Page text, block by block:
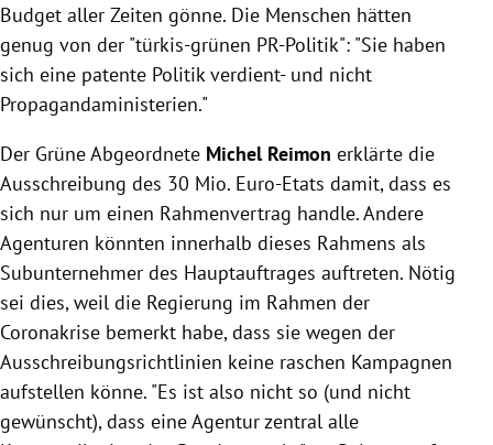
Budget aller Zeiten gönne. Die Menschen hätten
genug von der "türkis-grünen PR-Politik": "Sie haben
sich eine patente Politik verdient- und nicht
Propagandaministerien."
Der Grüne Abgeordnete Michel Reimon erklärte die
Ausschreibung des 30 Mio. Euro-Etats damit, dass es
sich nur um einen Rahmenvertrag handle. Andere
Agenturen könnten innerhalb dieses Rahmens als
Subunternehmer des Hauptauftrages auftreten. Nötig
sei dies, weil die Regierung im Rahmen der
Coronakrise bemerkt habe, dass sie wegen der
Ausschreibungsrichtlinien keine raschen Kampagnen
aufstellen könne. "Es ist also nicht so (und nicht
gewünscht), dass eine Agentur zentral alle